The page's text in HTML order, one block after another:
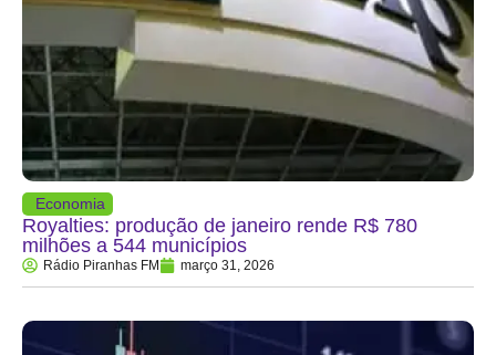
Economia
Royalties: produção de janeiro rende R$ 780
milhões a 544 municípios
Rádio Piranhas FM março 31, 2026